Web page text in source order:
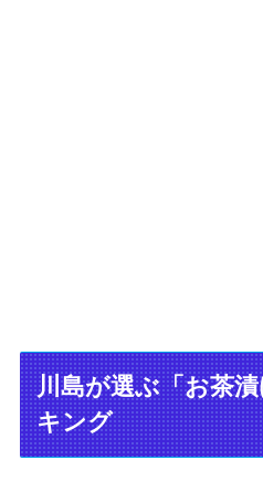
川島が選ぶ「お茶
キング